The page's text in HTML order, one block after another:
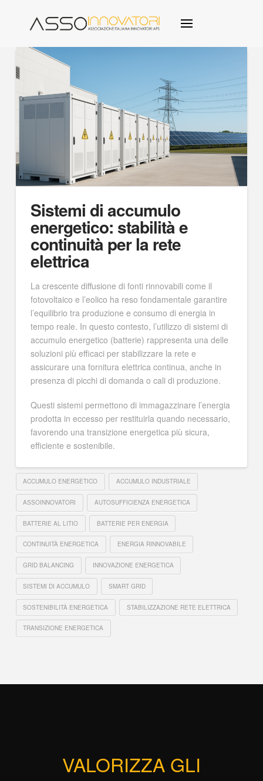
Sistemi di accumulo
energetico: stabilità e
continuità per la rete
elettrica
La crescente diffusione di fonti rinnovabili come il
fotovoltaico e l’eolico ha reso fondamentale garantire
l’equilibrio tra produzione e consumo di energia in
tempo reale. In questo contesto, l’utilizzo di sistemi di
accumulo energetico (batterie) rappresenta una delle
soluzioni più efficaci per stabilizzare la rete e
assicurare una fornitura elettrica continua, anche in
presenza di picchi di domanda o cali di produzione.
Questi sistemi permettono di immagazzinare l’energia
prodotta in eccesso per restituirla quando necessario,
favorendo una transizione energetica più sicura,
efficiente e sostenibile.
ACCUMULO ENERGETICO ACCUMULO INDUSTRIALE
ASSOINNOVATORI AUTOSUFFICIENZA ENERGETICA
BATTERIE AL LITIO BATTERIE PER ENERGIA
CONTINUITÀ ENERGETICA ENERGIA RINNOVABILE
GRID BALANCING INNOVAZIONE ENERGETICA
SISTEMI DI ACCUMULO SMART GRID
SOSTENIBILITÀ ENERGETICA STABILIZZAZIONE RETE ELETTRICA
TRANSIZIONE ENERGETICA
VALORIZZA GLI